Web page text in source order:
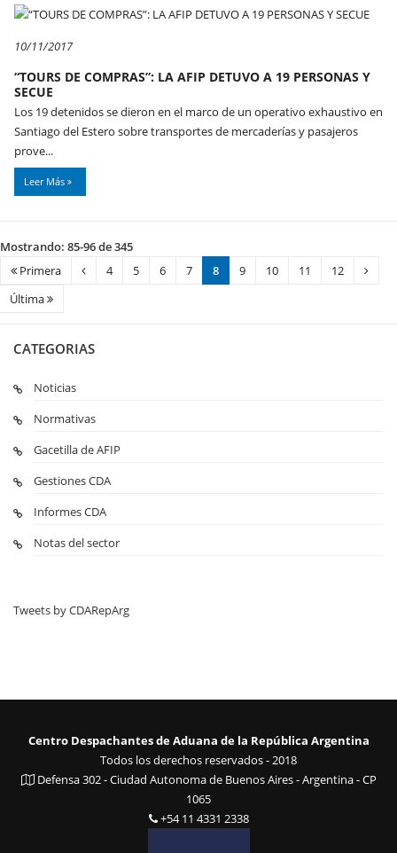
10/11/2017
“TOURS DE COMPRAS”: LA AFIP DETUVO A 19 PERSONAS Y
SECUE
Los 19 detenidos se dieron en el marco de un operativo exhaustivo en
Santiago del Estero sobre transportes de mercaderías y pasajeros
prove...
Leer Más
Mostrando: 85-96 de 345
Primera
4 5 6 7 8 9 10 11
12
Última
CATEGORIAS
Noticias
Normativas
Gacetilla de AFIP
Gestiones CDA
Informes CDA
Notas del sector
Tweets by CDARepArg
Centro Despachantes de Aduana de la República Argentina
Todos los derechos reservados - 2018
Defensa 302 - Ciudad Autonoma de Buenos Aires - Argentina - CP
1065
+54 11 4331 2338